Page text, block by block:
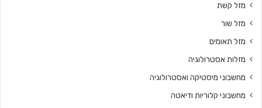
מזל קשת
מזל שור
מזל תאומים
מזלות אסטרולוגיה
מחשבוני מיסטיקה ואסטרולוגיה
מחשבוני קלוריות ודיאטה